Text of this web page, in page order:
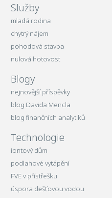
Služby
mladá rodina
chytrý nájem
pohodová stavba
nulová hotovost
Blogy
nejnovější příspěvky
blog Davida Mencla
blog finančních analytiků
Technologie
iontový dům
podlahové vytápění
FVE v přístřešku
úspora dešťovou vodou